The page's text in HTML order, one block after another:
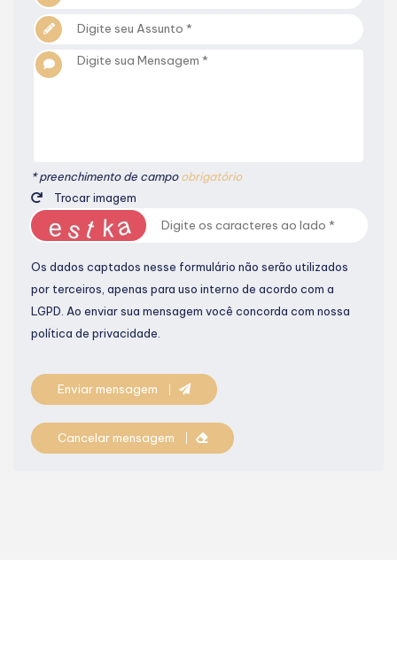
* preenchimento de campoobrigatório
Trocar imagem
Os dados captados nesse formulário não serão utilizados
por terceiros, apenas para uso interno de acordo com a
LGPD. Ao enviar sua mensagem você concorda com nossa
política de privacidade.
Enviar mensagem
Cancelar mensagem